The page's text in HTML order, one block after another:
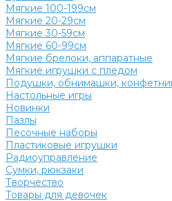
Мягкие 100-199см
Мягкие 20-29см
Мягкие 30-59см
Мягкие 60-99см
Мягкие брелоки, аппаратные
Мягкие игрушки с пледом
Подушки, обнимашки,
Настольные игры
Новинки
Пазлы
Песочные наборы
Пластиковые игрушки
Радиоуправление
Сумки, рюкзаки
Творчество
Товары для девочек